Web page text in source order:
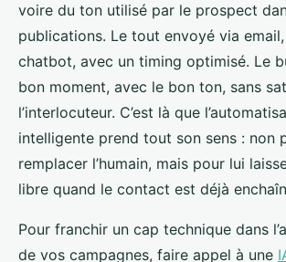
voire du ton utilisé par le prospect
publications. Le tout envoyé via
chatbot, avec un timing optimisé. Le
bon moment, avec le bon ton, sans
l’interlocuteur. C’est là que
intelligente prend tout son sens : non
remplacer l’humain, mais pour lui
libre quand le contact est déjà
Pour franchir un cap technique dans
de vos campagnes, faire appel à une